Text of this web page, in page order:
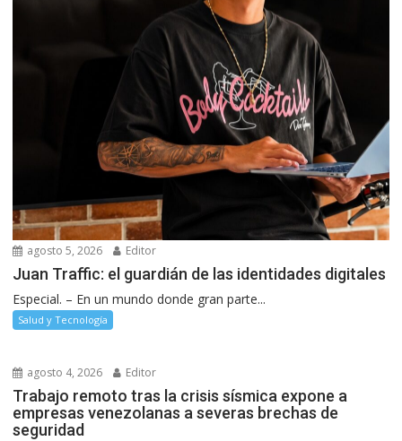
agosto 5, 2026 Editor
Juan Traffic: el guardián de las identidades digitales
Especial. – En un mundo donde gran parte...
Salud y Tecnología
agosto 4, 2026 Editor
Trabajo remoto tras la crisis sísmica expone a
empresas venezolanas a severas brechas de
seguridad